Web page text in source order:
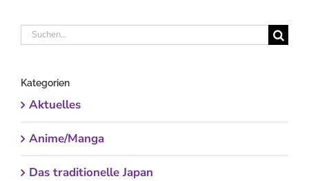
Suche
Kategorien
Aktuelles
Anime/Manga
Das traditionelle Japan